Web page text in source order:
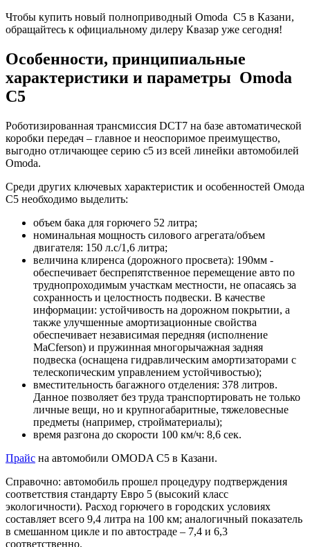
Чтобы купить новый полноприводный Omoda C5 в Казани,
обращайтесь к официальному дилеру Квазар уже сегодня!
Особенности, принципиальные
характеристики и параметры Omoda
C5
Роботизированная трансмиссия DCT7 на базе автоматической
коробки передач – главное и неоспоримое преимущество,
выгодно отличающее серию с5 из всей линейки автомобилей
Omoda.
Среди других ключевых характеристик и особенностей Омода
C5 необходимо выделить:
объем бака для горючего 52 литра;
номинальная мощность силового агрегата/объем
двигателя: 150 л.с/1,6 литра;
величина клиренса (дорожного просвета): 190мм -
обеспечивает беспрепятственное перемещение авто по
труднопроходимым участкам местности, не опасаясь за
сохранность и целостность подвески. В качестве
информации: устойчивость на дорожном покрытии, а
также улучшенные амортизационные свойства
обеспечивает независимая передняя (исполнение
MaCferson) и пружинная многорычажная задняя
подвеска (оснащена гидравлическим амортизаторами с
телескопическим управлением устойчивостью);
вместительность багажного отделения: 378 литров.
Данное позволяет без труда транспортировать не только
личные вещи, но и крупногабаритные, тяжеловесные
предметы (например, стройматериалы);
время разгона до скорости 100 км/ч: 8,6 сек.
Прайс на автомобили OMODA C5 в Казани.
Справочно: автомобиль прошел процедуру подтверждения
соответствия стандарту Евро 5 (высокий класс
экологичности). Расход горючего в городских условиях
составляет всего 9,4 литра на 100 км; аналогичный показатель
в смешанном цикле и по автостраде – 7,4 и 6,3
соответственно.